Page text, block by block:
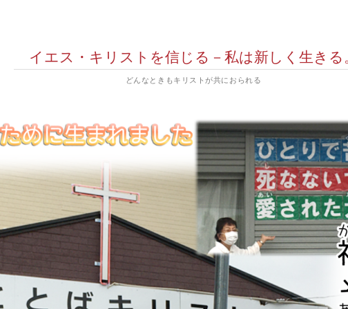
イエス・キリストを信じる－私は新しく生きる
どんなときもキリストが共におられる